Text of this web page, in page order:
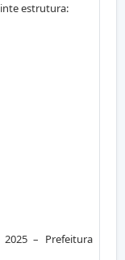
estrutura:
– Prefeitura